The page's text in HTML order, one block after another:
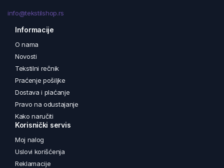
info@tekstilshop.rs
Informacije
O nama
Novosti
Tekstilni rečnik
Praćenje pošiljke
Dostava i plaćanje
Pravo na odustajanje
Kako naručiti
Korisnički servis
Moj nalog
Uslovi korišćenja
Reklamacije